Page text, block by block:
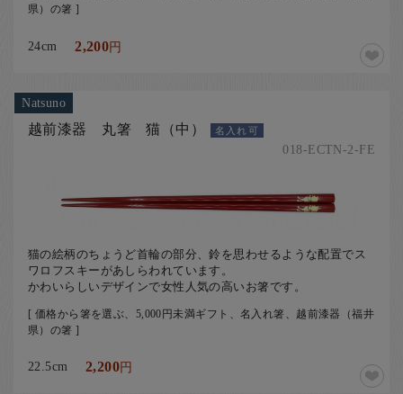
県）の箸 ]
24cm 2,200円
Natsuno
越前漆器 丸箸 猫（中） 名入れ可
018-ECTN-2-FE
猫の絵柄のちょうど首輪の部分、鈴を思わせるような配置でス
ワロフスキーがあしらわれています。
かわいらしいデザインで女性人気の高いお箸です。
[ 価格から箸を選ぶ、5,000円未満ギフト、名入れ箸、越前漆器（福井
県）の箸 ]
22.5cm 2,200円